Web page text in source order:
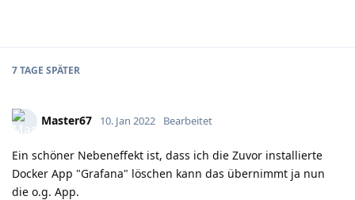
7 TAGE SPÄTER
Master67 10. Jan 2022 Bearbeitet
Ein schöner Nebeneffekt ist, dass ich die Zuvor installierte
Docker App "Grafana" löschen kann das übernimmt ja nun
die o.g. App.